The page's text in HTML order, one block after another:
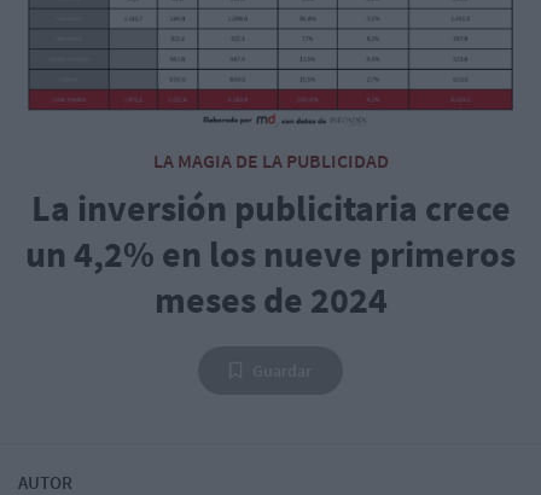
LA MAGIA DE LA PUBLICIDAD
La inversión publicitaria crece
un 4,2% en los nueve primeros
meses de 2024
AUTOR